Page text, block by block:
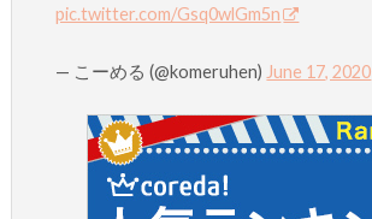
pic.twitter.com/Gsq0wlGm5n
— こーめる (@komeruhen) June 17, 2020